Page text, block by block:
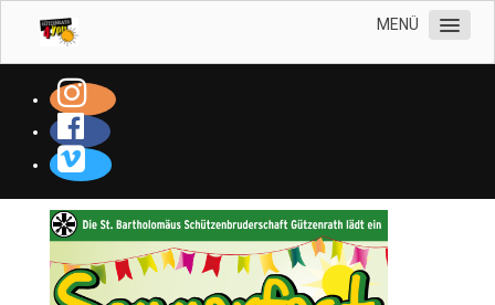
MENÜ
WILLKOMMEN
WER WIR SIND
TERMINE
ANSPRECHPARTNER
PRESSE & BERICHTE
GÜTZENRATH